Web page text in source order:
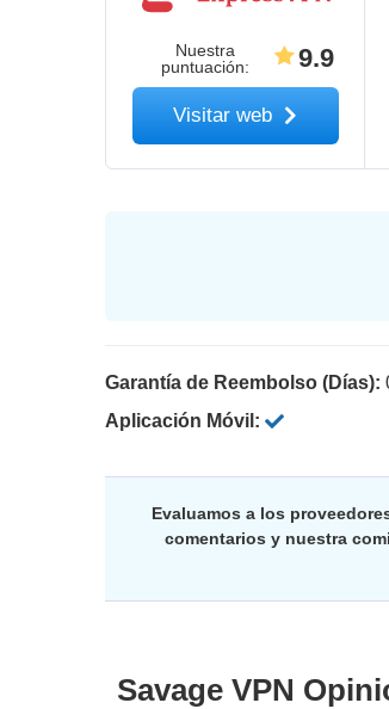
Nuestra
puntuación: 9.9
Visitar web
Garantía de Reembolso (Días):
Aplicación Móvil:
Evaluamos a los
comentarios y nuestra
Savage VPN